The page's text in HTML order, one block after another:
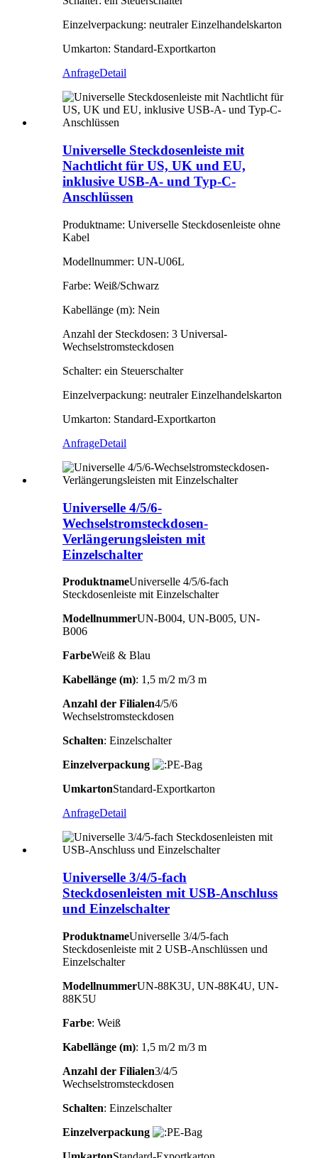
Einzelverpackung: neutraler Einzelhandelskarton
Umkarton: Standard-Exportkarton
AnfrageDetail
Universelle Steckdosenleiste mit
Nachtlicht für US, UK und EU,
inklusive USB-A- und Typ-C-
Anschlüssen
Produktname: Universelle Steckdosenleiste ohne
Kabel
Modellnummer: UN-U06L
Farbe: Weiß/Schwarz
Kabellänge (m): Nein
Anzahl der Steckdosen: 3 Universal-
Wechselstromsteckdosen
Schalter: ein Steuerschalter
Einzelverpackung: neutraler Einzelhandelskarton
Umkarton: Standard-Exportkarton
AnfrageDetail
Universelle 4/5/6-
Wechselstromsteckdosen-
Verlängerungsleisten mit
Einzelschalter
ProduktnameUniverselle 4/5/6-fach
Steckdosenleiste mit Einzelschalter
ModellnummerUN-B004, UN-B005, UN-
B006
FarbeWeiß & Blau
Kabellänge (m): 1,5 m/2 m/3 m
Anzahl der Filialen4/5/6
Wechselstromsteckdosen
Schalten: Einzelschalter
Einzelverpackung
E-Bag
UmkartonStandard-Exportkarton
AnfrageDetail
Universelle 3/4/5-fach
Steckdosenleisten mit USB-Anschluss
und Einzelschalter
ProduktnameUniverselle 3/4/5-fach
Steckdosenleiste mit 2 USB-Anschlüssen und
Einzelschalter
ModellnummerUN-88K3U, UN-88K4U, UN-
88K5U
Farbe: Weiß
Kabellänge (m): 1,5 m/2 m/3 m
Anzahl der Filialen3/4/5
Wechselstromsteckdosen
Schalten: Einzelschalter
Einzelverpackung
E-Bag